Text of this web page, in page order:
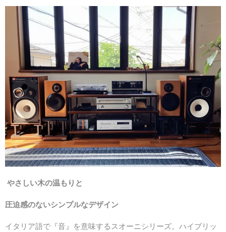
やさしい木の温もりと
圧迫感のないシンプルなデザイン
イタリア語で『音』を意味するスオーニシリーズ。ハイブリッ